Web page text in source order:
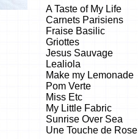
A Taste of My Life
Carnets Parisiens
Fraise Basilic
Griottes
Jesus Sauvage
Lealiola
Make my Lemonade
Pom Verte
Miss Etc
My Little Fabric
Sunrise Over Sea
Une Touche de Rose